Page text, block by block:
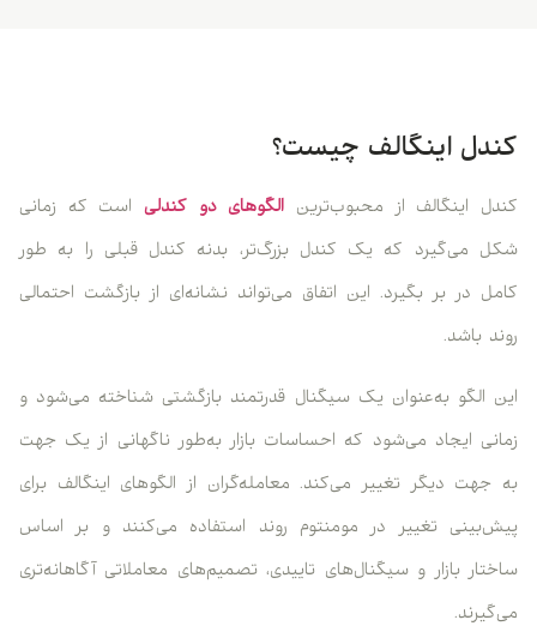
کندل اینگالف چیست؟
کندل اینگالف از محبوب‌ترین الگوهای دو کندلی است که زمانی
شکل می‌گیرد که یک کندل بزرگ‌تر، بدنه کندل قبلی را به طور
کامل در بر بگیرد. این اتفاق می‌تواند نشانه‌ای از بازگشت احتمالی
روند باشد.
این الگو به‌عنوان یک سیگنال قدرتمند بازگشتی شناخته می‌شود و
زمانی ایجاد می‌شود که احساسات بازار به‌طور ناگهانی از یک جهت
به جهت دیگر تغییر می‌کند. معامله‌گران از الگوهای اینگالف برای
پیش‌بینی تغییر در مومنتوم روند استفاده می‌کنند و بر اساس
ساختار بازار و سیگنال‌های تاییدی، تصمیم‌های معاملاتی آگاهانه‌تری
می‌گیرند.